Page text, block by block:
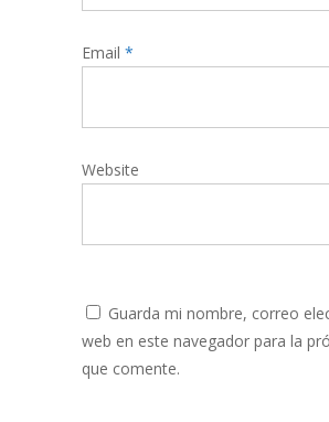
Email *
Website
Guarda mi nombre, correo
web en este navegador para la
que comente.